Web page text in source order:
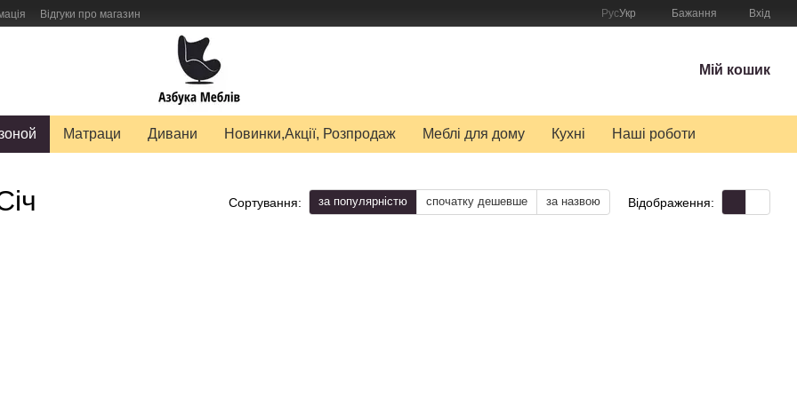
Відгуки про магазин
РусУкр Бажання Вхід
Мій кошик
Матраци Дивани Новинки,Акції, Розпродаж Меблі для дому Кухні Наші роботи
Сортування: за популярністю спочатку дешевше за назвою Відображення: